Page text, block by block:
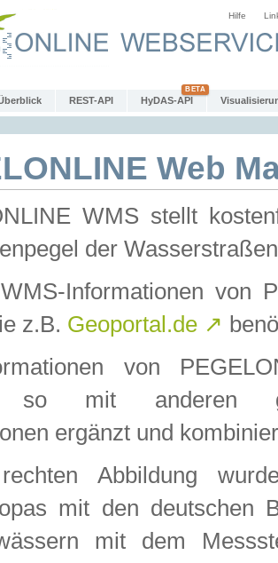
Hilfe
REST-API HyDAS-API
Web
WMS stellt
der
Informationen von
z.B. Geoportal.de ↗
von
so mit anderen
ergänzt und
Abbildung
mit den deutschen
mit dem